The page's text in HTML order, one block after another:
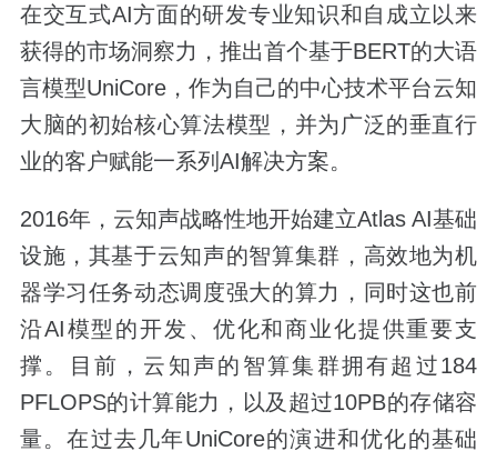
在交互式AI方面的研发专业知识和自成立以来
获得的市场洞察力，推出首个基于BERT的大语
言模型UniCore，作为自己的中心技术平台云知
大脑的初始核心算法模型，并为广泛的垂直行
业的客户赋能一系列AI解决方案。
2016年，云知声战略性地开始建立Atlas AI基础
设施，其基于云知声的智算集群，高效地为机
器学习任务动态调度强大的算力，同时这也前
沿AI模型的开发、优化和商业化提供重要支
撑。目前，云知声的智算集群拥有超过184
PFLOPS的计算能力，以及超过10PB的存储容
量。在过去几年UniCore的演进和优化的基础